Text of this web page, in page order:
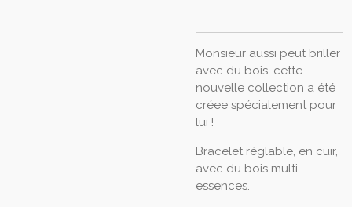
Monsieur aussi peut briller
avec du bois, cette
nouvelle collection a été
créee spécialement pour
lui !
Bracelet réglable, en cuir,
avec du bois multi
essences.